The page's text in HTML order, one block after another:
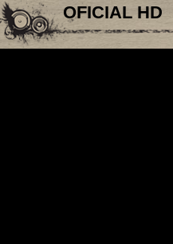
OFICIAL HD